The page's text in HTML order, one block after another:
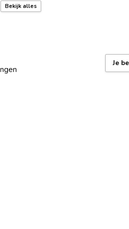
Quartz
3 ATM (spatwaterdicht: regen en
Officiële Mpariz garantie – 1 jaar
Bekijk alles
Je